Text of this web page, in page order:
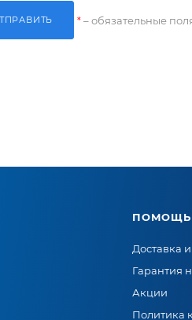
* – обязательные
ПОМОЩЬ
Доставка
Гарантия
Акции
Политика